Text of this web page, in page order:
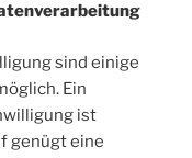
sind einige
Ein
ist
genügt eine